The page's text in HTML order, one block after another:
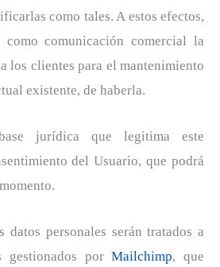
como tales. A estos efectos,
como comunicación comercial la
los clientes para el mantenimiento
existente, de haberla.
jurídica que legitima este
del Usuario, que podrá
datos personales serán tratados a
gestionados porMailchimp, que